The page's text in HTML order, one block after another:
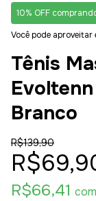
10% OFF
Você pode
Tênis
Branco
R$139,90
R$66,41 com